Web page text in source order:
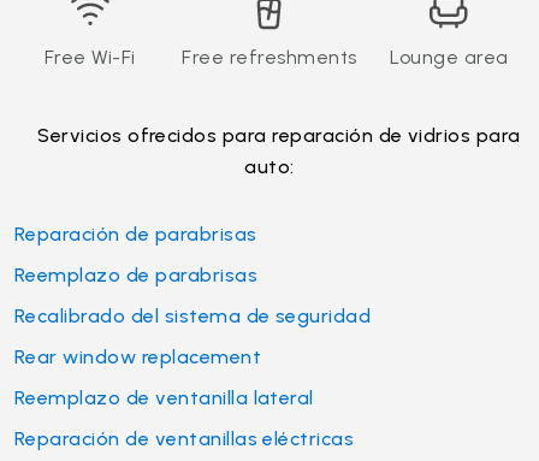
Free Wi-Fi Free refreshments Lounge area
Servicios ofrecidos para reparación de vidrios para
auto:
Reparación de parabrisas
Reemplazo de parabrisas
Recalibrado del sistema de seguridad
Rear window replacement
Reemplazo de ventanilla lateral
Reparación de ventanillas eléctricas